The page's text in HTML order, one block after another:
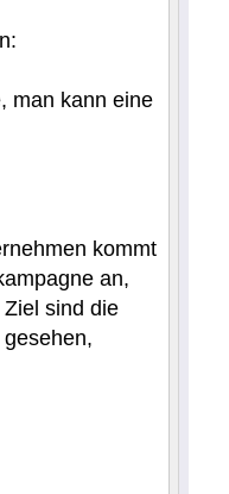
man kann eine
kommt
an,
sind die